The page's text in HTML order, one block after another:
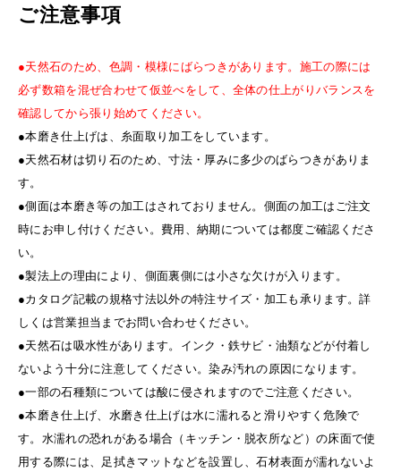
ご注意事項
●天然石のため、色調・模様にばらつきがあります。施工の際には
必ず数箱を混ぜ合わせて仮並べをして、全体の仕上がりバランスを
確認してから張り始めてください。
●本磨き仕上げは、糸面取り加工をしています。
●天然石材は切り石のため、寸法・厚みに多少のばらつきがありま
す。
●側面は本磨き等の加工はされておりません。側面の加工はご注文
時にお申し付けください。費用、納期については都度ご確認くださ
い。
●製法上の理由により、側面裏側には小さな欠けが入ります。
●カタログ記載の規格寸法以外の特注サイズ・加工も承ります。詳
しくは営業担当までお問い合わせください。
●天然石は吸水性があります。インク・鉄サビ・油類などが付着し
ないよう十分に注意してください。染み汚れの原因になります。
●一部の石種類については酸に侵されますのでご注意ください。
●本磨き仕上げ、水磨き仕上げは水に濡れると滑りやすく危険で
す。水濡れの恐れがある場合（キッチン・脱衣所など）の床面で使
用する際には、足拭きマットなどを設置し、石材表面が濡れないよ